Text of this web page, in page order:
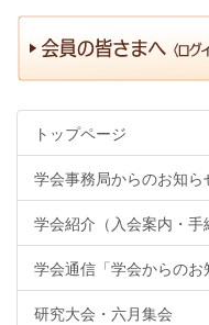
トップページ
学会事務局からのお知ら
学会紹介（入会案内・手
学会通信「学会からのお
研究大会・六月集会